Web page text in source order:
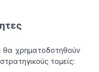
θα χρηματοδοτηθούν
τομείς: